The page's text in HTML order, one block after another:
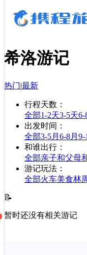
希洛游记
热门|最新
行程天数 ：
全部1-2天3-5天6-
出发时间 ：
全部3-5月 6-8月 9-
和谁出行 ：
全部亲子和父母
游记玩法 ：
全部火车美食林
📝
暂时还没有相关游记